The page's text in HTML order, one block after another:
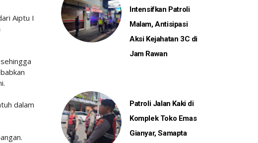
Aiptu I
dalam
Intensifkan Patroli
Malam, Antisipasi
Aksi Kejahatan 3C di
Jam Rawan
Patroli Jalan Kaki di
Komplek Toko Emas
Gianyar, Samapta